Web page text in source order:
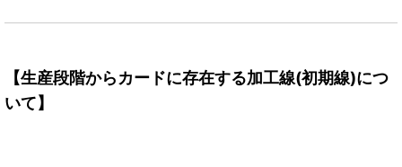
【生産段階からカードに存在する加工線(初期線)につ
いて】